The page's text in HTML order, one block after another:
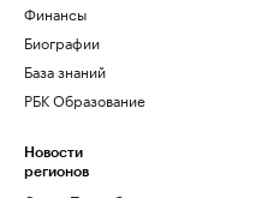
Финансы
Биографии
База знаний
РБК Образование
Новости
регионов